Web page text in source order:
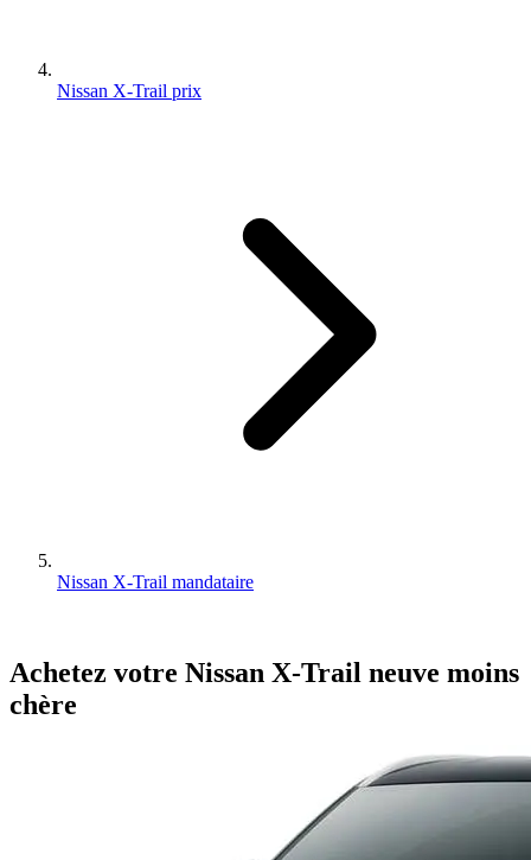
Nissan X-Trail prix
Nissan X-Trail mandataire
Achetez votre Nissan X-Trail neuve moins
chère